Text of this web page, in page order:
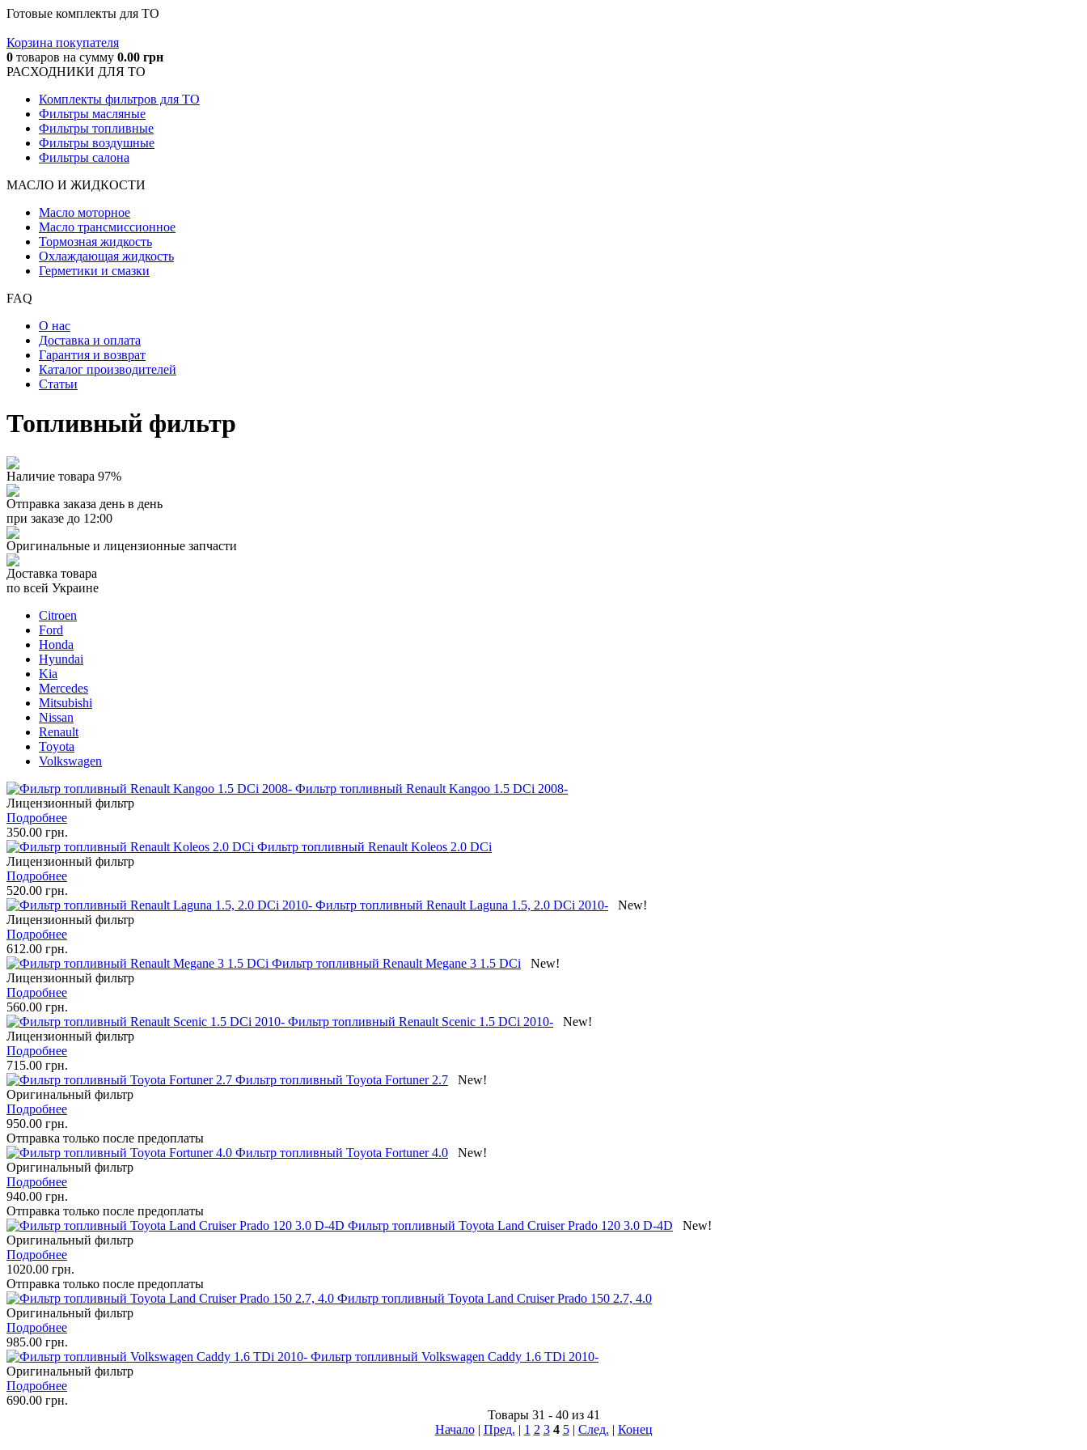
Готовые комплекты для ТО
Корзина покупателя
0 товаров на сумму 0.00 грн
РАСХОДНИКИ ДЛЯ ТО
Комплекты фильтров для ТО
Фильтры масляные
Фильтры топливные
Фильтры воздушные
Фильтры салона
МАСЛО И ЖИДКОCТИ
Масло моторное
Масло трансмиссионное
Тормозная жидкость
Охлаждающая жидкость
Герметики и смазки
FAQ
О нас
Доставка и оплата
Гарантия и возврат
Каталог производителей
Статьи
Топливный фильтр
Наличие товара 97%
Отправка заказа день в день
при заказе до 12:00
Оригинальные и лицензионные запчасти
Доставка товара
по всей Украине
Citroen
Ford
Honda
Hyundai
Kia
Mercedes
Mitsubishi
Nissan
Renault
Toyota
Volkswagen
Фильтр топливный Renault Kangoo 1.5 DCi 2008-
Лицензионный фильтр
Подробнее
350.00 грн.
Фильтр топливный Renault Koleos 2.0 DCi
Лицензионный фильтр
Подробнее
520.00 грн.
Фильтр топливный Renault Laguna 1.5, 2.0 DCi 2010-
New!
Лицензионный фильтр
Подробнее
612.00 грн.
Фильтр топливный Renault Megane 3 1.5 DCi
New!
Лицензионный фильтр
Подробнее
560.00 грн.
Фильтр топливный Renault Scenic 1.5 DCi 2010-
New!
Лицензионный фильтр
Подробнее
715.00 грн.
Фильтр топливный Toyota Fortuner 2.7
New!
Оригинальный фильтр
Подробнее
950.00 грн.
Отправка только после предоплаты
Фильтр топливный Toyota Fortuner 4.0
New!
Оригинальный фильтр
Подробнее
940.00 грн.
Отправка только после предоплаты
Фильтр топливный Toyota Land Cruiser Prado 120 3.0 D-4D
New!
Оригинальный фильтр
Подробнее
1020.00 грн.
Отправка только после предоплаты
Фильтр топливный Toyota Land Cruiser Prado 150 2.7, 4.0
Оригинальный фильтр
Подробнее
985.00 грн.
Фильтр топливный Volkswagen Caddy 1.6 TDi 2010-
Оригинальный фильтр
Подробнее
690.00 грн.
Товары 31 - 40 из 41
Начало| Пред. | 1 2 3 4 5| След. | Конец